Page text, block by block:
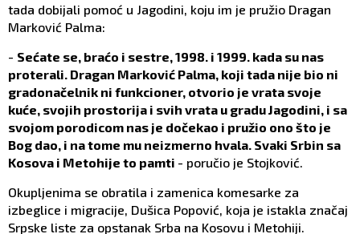
tada dobijali pomoć u Jagodini, koju im je pružio Dragan
Marković Palma:
- Sećate se, braćo i sestre, 1998. i 1999. kada su nas
proterali. Dragan Marković Palma, koji tada nije bio ni
gradonačelnik ni funkcioner, otvorio je vrata svoje
kuće, svojih prostorija i svih vrata u gradu Jagodini, i sa
svojom porodicom nas je dočekao i pružio ono što je
Bog dao, i na tome mu neizmerno hvala. Svaki Srbin sa
Kosova i Metohije to pamti - poručio je Stojković.
Okupljenima se obratila i zamenica komesarke za
izbeglice i migracije, Dušica Popović, koja je istakla značaj
Srpske liste za opstanak Srba na Kosovu i Metohiji.